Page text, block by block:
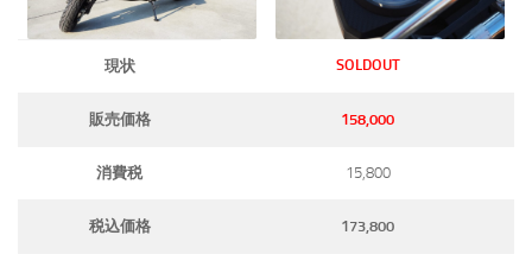
現状 SOLDOUT
販売価格 158,000
消費税 15,800
税込価格 173,800